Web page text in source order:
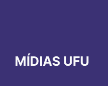
MÍDIAS UFU